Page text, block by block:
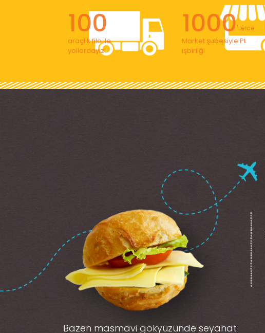
100
araçlık filo ile
yollardayız
1000' lerce
Market şubesiyle PL
işbirliği
Bazen masmavi gökyüzünde seyahat